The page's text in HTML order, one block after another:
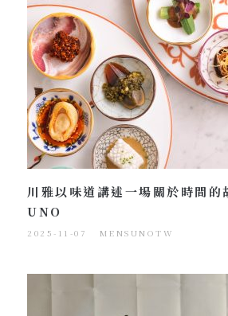
川雅以味道講述一場關於時間
UNO
2025-11-07 MENSUNOTW